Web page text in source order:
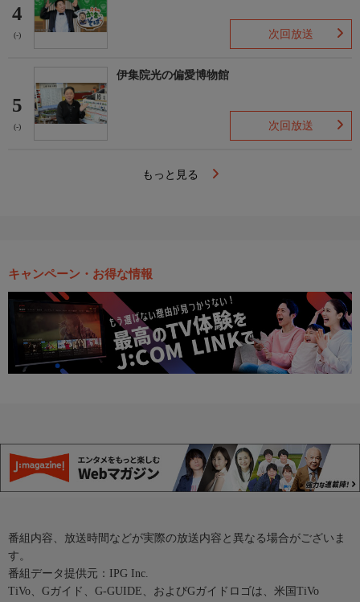
4
(-) 次回放送
5
(-)
伊集院光の偏愛博物館
次回放送
もっと見る
キャンペーン・お得な情報
番組内容、放送時間などが実際の放送内容と異なる場合がございま
す。
番組データ提供元：IPG Inc.
TiVo、Gガイド、G-GUIDE、およびGガイドロゴは、米国TiVo